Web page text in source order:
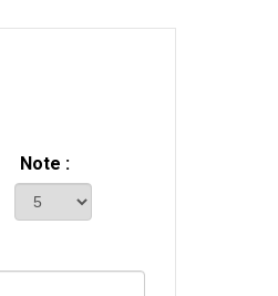
Note :